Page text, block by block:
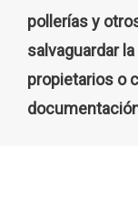
pollerías y
salvaguardar
propietarios o